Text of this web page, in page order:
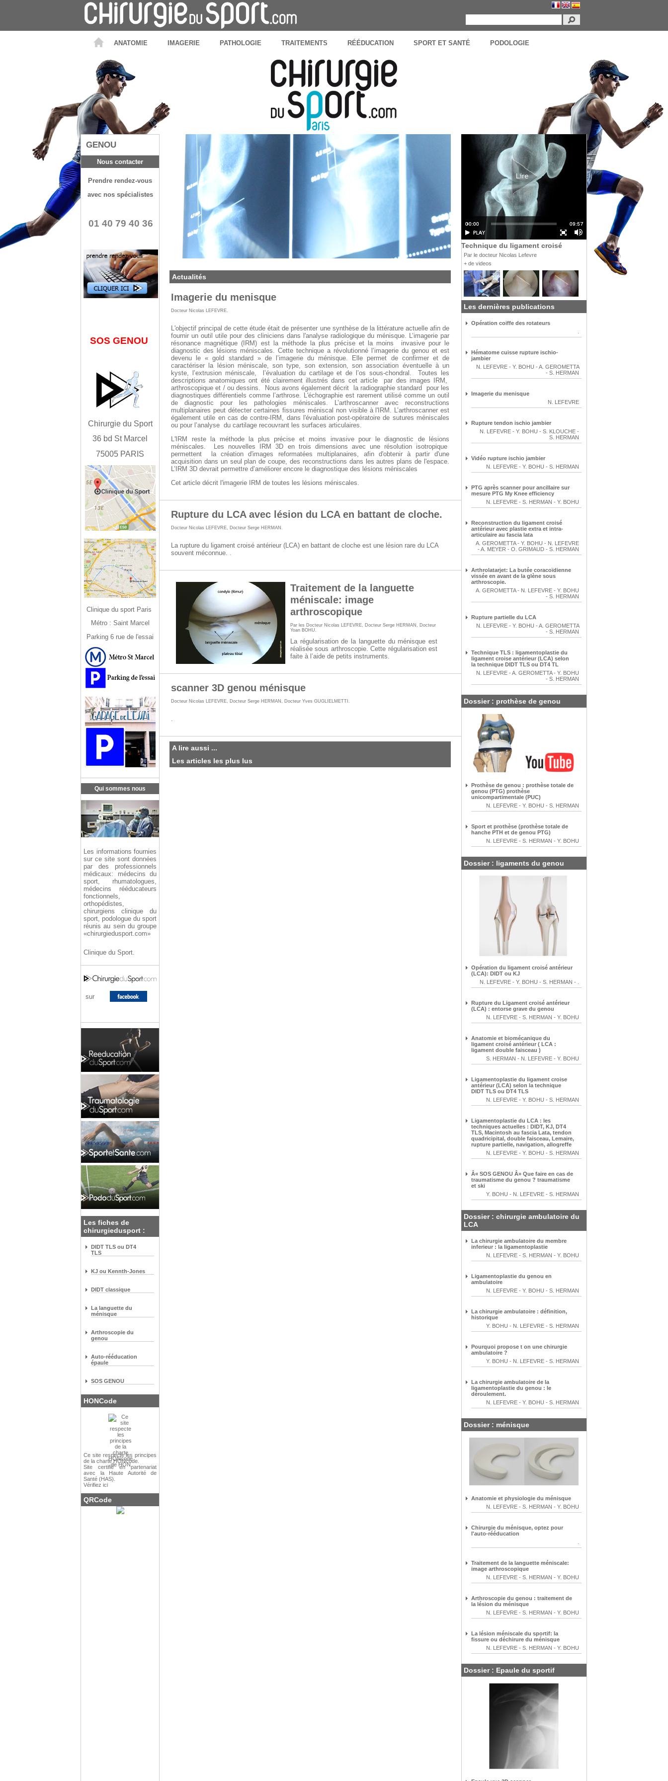
ANATOMIE IMAGERIE PATHOLOGIE TRAITEMENTS RÉÉDUCATION SPORT ET SANTÉ PODOLOGIE
GENOU
Nous contacter
Prendre rendez-vous
avec nos spécialistes
01 40 79 40 36
SOS GENOU
Chirurgie du Sport
36 bd St Marcel
75005 PARIS
Clinique du sport Paris
Métro : Saint Marcel
Parking 6 rue de l'essai
Qui sommes nous
Les informations fournies
sur ce site sont données
par des professionnels
médicaux: médecins du
sport, rhumatologues,
médecins rééducateurs
fonctionnels,
orthopédistes,
chirurgiens clinique du
sport, podologue du sport
réunis au sein du groupe
«chirurgiedusport.com»
Clinique du Sport.
sur
Les fiches de
chirurgiedusport :
DIDT TLS ou DT4
TLS
KJ ou Kennth-Jones
DIDT classique
La languette du
ménisque
Arthroscopie du
genou
Auto-rééducation
épaule
SOS GENOU
HONCode
Ce site respecte les principes
de la charte HONcode
Site certifié en partenariat
avec la Haute Autorité de
Santé (HAS).
Vérifiez ici
QRCode
Actualités
Imagerie du menisque
Docteur Nicolas LEFEVRE.
L'objectif principal de cette étude était de présenter une synthèse de la littérature actuelle afin de
fournir un outil utile pour des cliniciens dans l'analyse radiologique du ménisque. L’imagerie par
résonance magnétique (IRM) est la méthode la plus précise et la moins
invasive pour le
diagnostic des lésions méniscales. Cette technique a révolutionné l’imagerie du genou et est
devenu le « gold standard » de l’imagerie du ménisque. Elle permet de confirmer et de
caractériser la lésion méniscale, son type, son extension, son association éventuelle à un
kyste, l’extrusion méniscale,
l’évaluation du cartilage et de l’os sous-chondral.
Toutes les
descriptions anatomiques ont été clairement illustrés dans cet article
par des images IRM,
arthroscopique et / ou dessins.
Nous avons également décrit la radiographie standard
pour les
diagnostiques différentiels comme l’arthrose. L'échographie est rarement utilisé comme un outil
de diagnostic pour les pathologies méniscales. L’arthroscanner avec reconstructions
multiplanaires peut détecter certaines fissures méniscal non visible à l'IRM. L’arthroscanner est
également utile en cas de contre-IRM, dans l'évaluation post-opératoire de sutures méniscales
ou pour l’analyse du cartilage recouvrant les surfaces articulaires.
L'IRM reste la méthode la plus précise et moins invasive pour le diagnostic de lésions
méniscales.
Les nouvelles IRM 3D en trois dimensions avec une résolution isotropique
permettent
la création d'images reformatées multiplanaires, afin d'obtenir à partir d'une
acquisition dans un seul plan de coupe, des reconstructions dans les autres plans de l'espace.
L’IRM 3D devrait permettre d’améliorer encore le diagnostique des lésions méniscales
Cet article décrit l'imagerie IRM de toutes les lésions méniscales.
Rupture du LCA avec lésion du LCA en battant de cloche.
Docteur Nicolas LEFEVRE Docteur Serge HERMAN
La rupture du ligament croisé antérieur (LCA) en battant de cloche est une lésion rare du LCA
souvent méconnue. .
Traitement de la languette
méniscale: image
arthroscopique
Par les Docteur Nicolas LEFEVRE Docteur Serge HERMAN
Docteur
Yoan BOHU
La régularisation de la languette du ménisque est
réalisée sous arthroscopie. Cette régularisation est
faite à l’aide de petits instruments.
scanner 3D genou ménisque
Docteur Nicolas LEFEVRE Docteur Serge HERMAN Docteur Yves GUGLIELMETTI
A lire aussi ...
Les articles les plus lus
Technique du ligament croisé
Par le docteur Nicolas Lefevre
+ de videos
Les dernières publications
Opération coiffe des rotateurs
Hématome cuisse rupture ischio-
jambier
N. LEFEVRE - Y. BOHU - A. GEROMETTA
- S. HERMAN
Imagerie du menisque
N. LEFEVRE
Rupture tendon ischio jambier
N. LEFEVRE - Y. BOHU - S. KLOUCHE -
S. HERMAN
Vidéo rupture ischio jambier
N. LEFEVRE - Y. BOHU - S. HERMAN
PTG après scanner pour ancillaire sur
mesure PTG My Knee efficiency
N. LEFEVRE - S. HERMAN - Y. BOHU
Reconstruction du ligament croisé
antérieur avec plastie extra et intra-
articulaire au fascia lata
A. GEROMETTA- Y. BOHU - N. LEFEVRE
- A. MEYER - O. GRIMAUD - S. HERMAN
Arthrolatarjet: La butée coracoïdienne
vissée en avant de la glène sous
arthroscopie.
A. GEROMETTA- N. LEFEVRE - Y. BOHU
- S. HERMAN
Rupture partielle du LCA
N. LEFEVRE - Y. BOHU - A. GEROMETTA
- S. HERMAN
Technique TLS : ligamentoplastie du
ligament croise antérieur (LCA) selon
la technique DIDT TLS ou DT4 TL
N. LEFEVRE - A. GEROMETTA- Y. BOHU
- S. HERMAN
Dossier : prothèse de genou
Prothèse de genou : prothèse totale de
genou (PTG) prothèse
unicompartimentale (PUC)
N. LEFEVRE - Y. BOHU - S. HERMAN
Sport et prothèse (prothèse totale de
hanche PTH et de genou PTG)
N. LEFEVRE - S. HERMAN - Y. BOHU
Dossier : ligaments du genou
Opération du ligament croisé antérieur
(LCA): DIDT ou KJ
N. LEFEVRE - Y. BOHU - S. HERMAN -
Rupture du Ligament croisé antérieur
(LCA) : entorse grave du genou
N. LEFEVRE - S. HERMAN - Y. BOHU
Anatomie et biomécanique du
ligament croisé antérieur ( LCA :
ligament double faisceau )
S. HERMAN - N. LEFEVRE - Y. BOHU
Ligamentoplastie du ligament croise
antérieur (LCA) selon la technique
DIDT TLS ou DT4 TLS
N. LEFEVRE - Y. BOHU - S. HERMAN
Ligamentoplastie du LCA : les
techniques actuelles : DIDT, KJ, DT4
TLS, Macintosh au fascia Lata, tendon
quadricipital, double faisceau, Lemaire,
rupture partielle, navigation, allogreffe
N. LEFEVRE - Y. BOHU - S. HERMAN
Â« SOS GENOU Â» Que faire en cas de
traumatisme du genou ? traumatisme
et ski
Y. BOHU - N. LEFEVRE - S. HERMAN
Dossier : chirurgie ambulatoire du
LCA
La chirurgie ambulatoire du membre
inferieur : la ligamentoplastie
N. LEFEVRE - S. HERMAN - Y. BOHU
Ligamentoplastie du genou en
ambulatoire
N. LEFEVRE - Y. BOHU - S. HERMAN
La chirurgie ambulatoire : définition,
historique
Y. BOHU - N. LEFEVRE - S. HERMAN
Pourquoi propose t on une chirurgie
ambulatoire ?
Y. BOHU - N. LEFEVRE - S. HERMAN
La chirurgie ambulatoire de la
ligamentoplastie du genou : le
déroulement.
N. LEFEVRE - Y. BOHU - S. HERMAN
Dossier : ménisque
Anatomie et physiologie du ménisque
N. LEFEVRE - S. HERMAN - Y. BOHU
Chirurgie du ménisque, optez pour
l'auto-rééducation
Traitement de la languette méniscale:
image arthroscopique
N. LEFEVRE - S. HERMAN - Y. BOHU
Arthroscopie du genou : traitement de
la lésion du ménisque
N. LEFEVRE - S. HERMAN - Y. BOHU
La lésion méniscale du sportif: la
fissure ou déchirure du ménisque
N. LEFEVRE - S. HERMAN - Y. BOHU
Dossier : Epaule du sportif